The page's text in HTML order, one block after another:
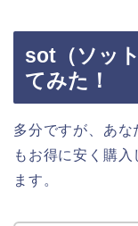
sot（ソッ
てみた！
多分ですが、あ
もお得に安く購
ます。